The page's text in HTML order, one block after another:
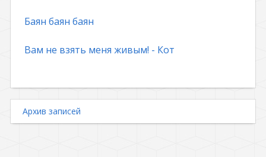
Баян баян баян
Вам не взять меня живым! - Кот
Архив записей